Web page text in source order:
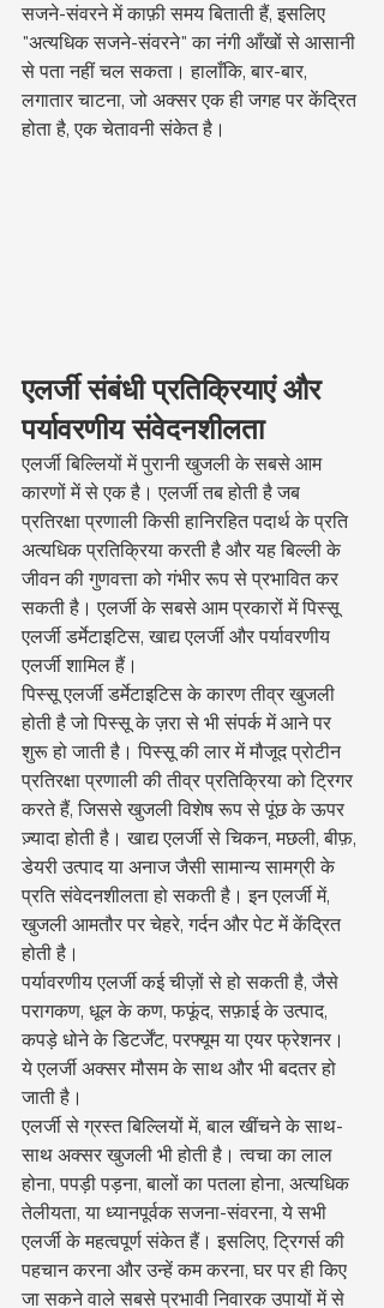
सजने-संवरने में काफ़ी समय बिताती हैं, इसलिए
"अत्यधिक सजने-संवरने" का नंगी आँखों से आसानी
से पता नहीं चल सकता। हालाँकि, बार-बार,
लगातार चाटना, जो अक्सर एक ही जगह पर केंद्रित
होता है, एक चेतावनी संकेत है।
एलर्जी संबंधी प्रतिक्रियाएं और
पर्यावरणीय संवेदनशीलता
एलर्जी बिल्लियों में पुरानी खुजली के सबसे आम
कारणों में से एक है। एलर्जी तब होती है जब
प्रतिरक्षा प्रणाली किसी हानिरहित पदार्थ के प्रति
अत्यधिक प्रतिक्रिया करती है और यह बिल्ली के
जीवन की गुणवत्ता को गंभीर रूप से प्रभावित कर
सकती है। एलर्जी के सबसे आम प्रकारों में पिस्सू
एलर्जी डर्मेटाइटिस, खाद्य एलर्जी और पर्यावरणीय
एलर्जी शामिल हैं।
पिस्सू एलर्जी डर्मेटाइटिस के कारण तीव्र खुजली
होती है जो पिस्सू के ज़रा से भी संपर्क में आने पर
शुरू हो जाती है। पिस्सू की लार में मौजूद प्रोटीन
प्रतिरक्षा प्रणाली की तीव्र प्रतिक्रिया को ट्रिगर
करते हैं, जिससे खुजली विशेष रूप से पूंछ के ऊपर
ज़्यादा होती है। खाद्य एलर्जी से चिकन, मछली, बीफ़,
डेयरी उत्पाद या अनाज जैसी सामान्य सामग्री के
प्रति संवेदनशीलता हो सकती है। इन एलर्जी में,
खुजली आमतौर पर चेहरे, गर्दन और पेट में केंद्रित
होती है।
पर्यावरणीय एलर्जी कई चीज़ों से हो सकती है, जैसे
परागकण, धूल के कण, फफूंद, सफ़ाई के उत्पाद,
कपड़े धोने के डिटर्जेंट, परफ्यूम या एयर फ्रेशनर।
ये एलर्जी अक्सर मौसम के साथ और भी बदतर हो
जाती है।
एलर्जी से ग्रस्त बिल्लियों में, बाल खींचने के साथ-
साथ अक्सर खुजली भी होती है। त्वचा का लाल
होना, पपड़ी पड़ना, बालों का पतला होना, अत्यधिक
तेलीयता, या ध्यानपूर्वक सजना-संवरना, ये सभी
एलर्जी के महत्वपूर्ण संकेत हैं। इसलिए, ट्रिगर्स की
पहचान करना और उन्हें कम करना, घर पर ही किए
जा सकने वाले सबसे प्रभावी निवारक उपायों में से